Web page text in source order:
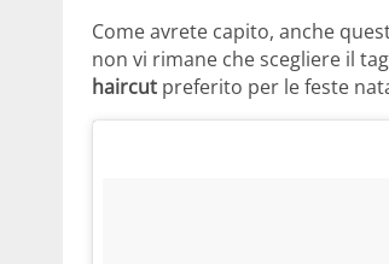
Come avrete capito, anche
non vi rimane che scegliere il
haircut preferito per le feste